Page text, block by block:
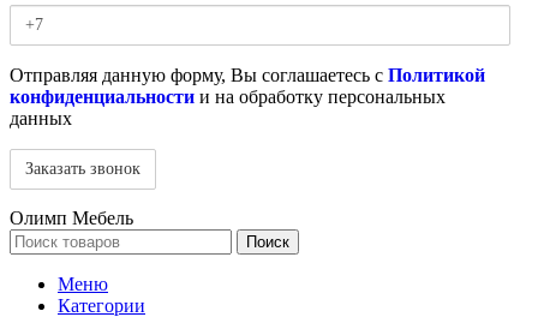
Отправляя данную форму, Вы соглашаетесь с Политикой
конфиденциальности и на обработку персональных
данных
Олимп Мебель
Поиск
Меню
Категории